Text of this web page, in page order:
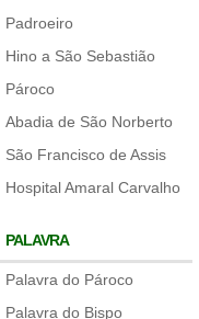
Padroeiro
Hino a São Sebastião
Pároco
Abadia de São Norberto
São Francisco de Assis
Hospital Amaral Carvalho
PALAVRA
Palavra do Pároco
Palavra do Bispo